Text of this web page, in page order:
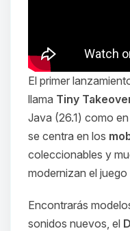
El primer
llama Tiny
Java (26.1) como
se centra en los
coleccionables y
modernizan el
Encontrarás
sonidos nuevos, el